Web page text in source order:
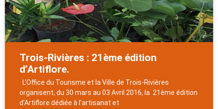
Trois-Rivières : 21ème édition
d’Artiflore.
L’Office du Tourisme et la Ville de Trois-Rivières
organisent, du 30 mars au 03 Avril 2016, la 21ème édition
d’Artiflore dédiée à l’artisanat et